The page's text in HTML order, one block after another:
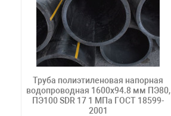
Труба полиэтиленовая напорная
водопроводная 1600х94.8 мм ПЭ80,
ПЭ100 SDR 17 1 МПа ГОСТ 18599-
2001